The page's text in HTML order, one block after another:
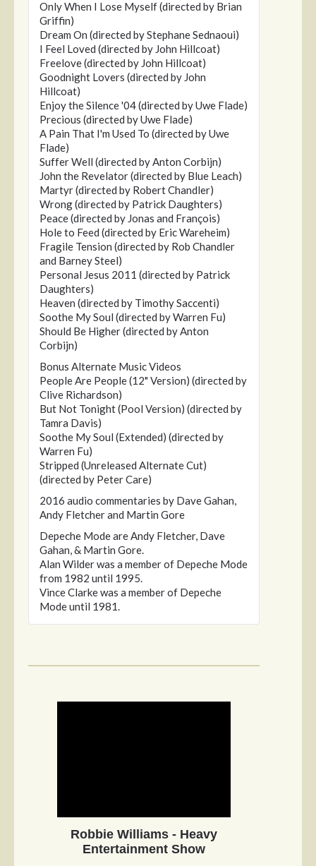
Only When I Lose Myself (directed by Brian
Griffin)
Dream On (directed by Stephane Sednaoui)
I Feel Loved (directed by John Hillcoat)
Freelove (directed by John Hillcoat)
Goodnight Lovers (directed by John
Hillcoat)
Enjoy the Silence '04 (directed by Uwe Flade)
Precious (directed by Uwe Flade)
A Pain That I'm Used To (directed by Uwe
Flade)
Suffer Well (directed by Anton Corbijn)
John the Revelator (directed by Blue Leach)
Martyr (directed by Robert Chandler)
Wrong (directed by Patrick Daughters)
Peace (directed by Jonas and François)
Hole to Feed (directed by Eric Wareheim)
Fragile Tension (directed by Rob Chandler
and Barney Steel)
Personal Jesus 2011 (directed by Patrick
Daughters)
Heaven (directed by Timothy Saccenti)
Soothe My Soul (directed by Warren Fu)
Should Be Higher (directed by Anton
Corbijn)
Bonus Alternate Music Videos
People Are People (12" Version) (directed by
Clive Richardson)
But Not Tonight (Pool Version) (directed by
Tamra Davis)
Soothe My Soul (Extended) (directed by
Warren Fu)
Stripped (Unreleased Alternate Cut)
(directed by Peter Care)
2016 audio commentaries by Dave Gahan,
Andy Fletcher and Martin Gore
Depeche Mode are Andy Fletcher, Dave
Gahan, & Martin Gore.
Alan Wilder was a member of Depeche Mode
from 1982 until 1995.
Vince Clarke was a member of Depeche
Mode until 1981.
Robbie Williams - Heavy
Entertainment Show